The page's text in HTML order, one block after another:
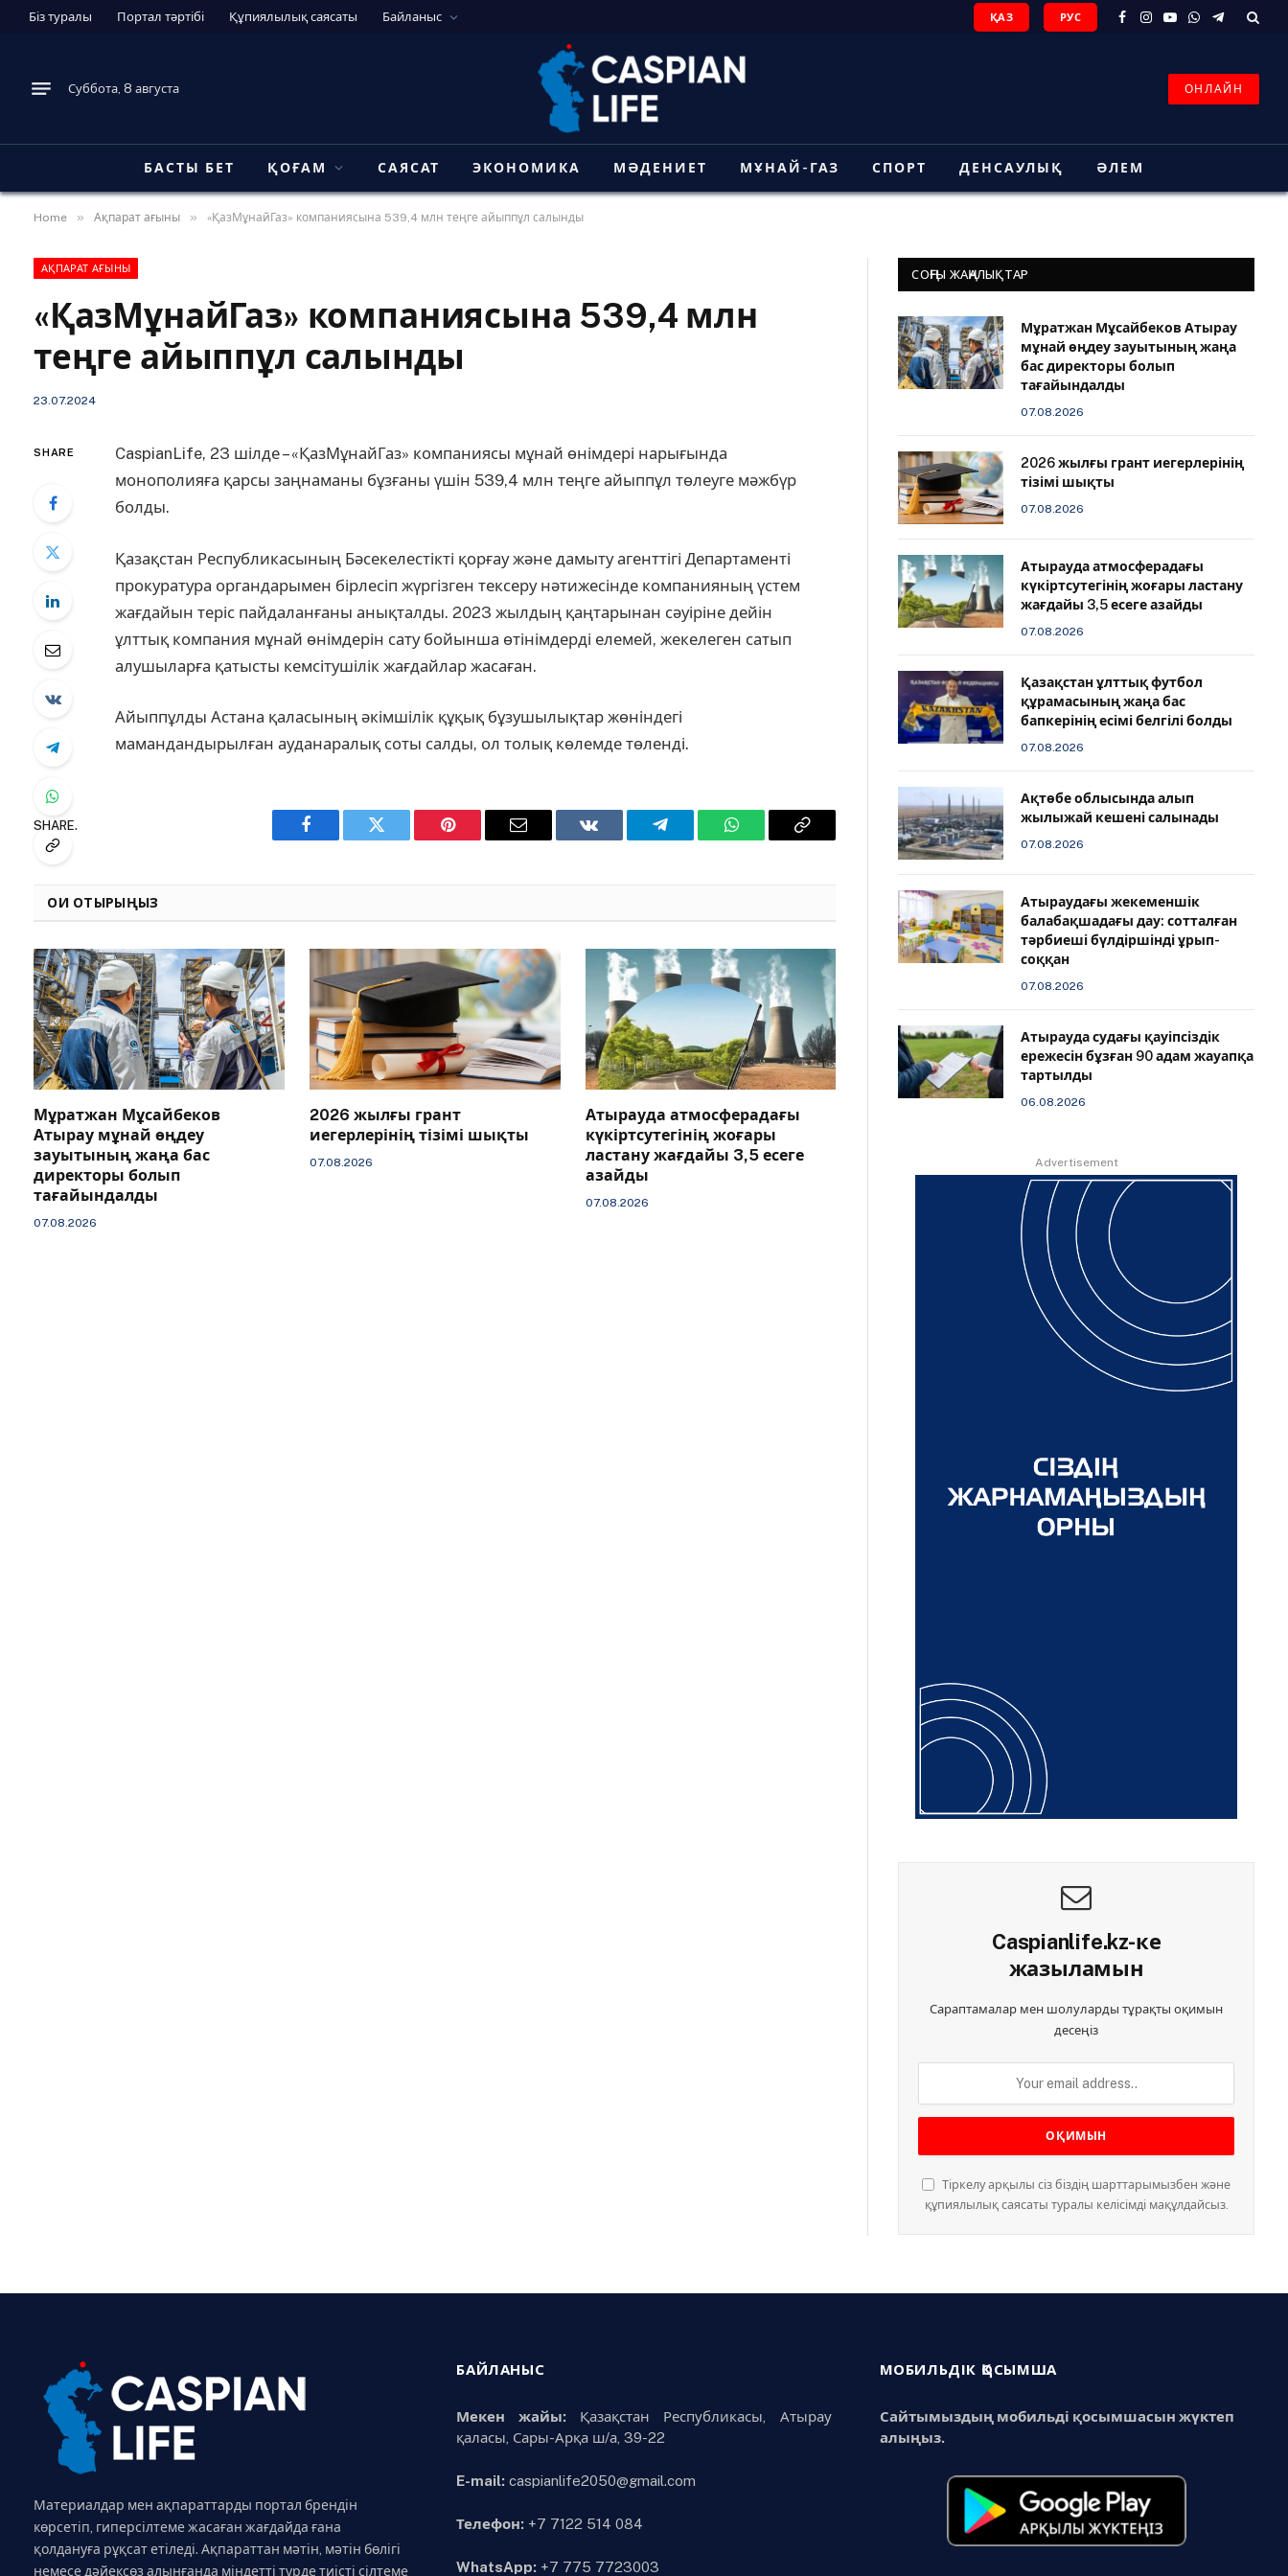
Біз туралы Портал тәртібі Құпиялылық саясаты Байланыс ҚАЗ РУС
Facebook
Instagram
YouTube
WhatsApp
Telegram
Суббота, 8 августа ОНЛАЙН
БАСТЫ БЕТ ҚОҒАМ САЯСАТ ЭКОНОМИКА МӘДЕНИЕТ МҰНАЙ-ГАЗ СПОРТ ДЕНСАУЛЫҚ ӘЛЕМ
Home » Ақпарат ағыны » «ҚазМұнайГаз» компаниясына 539,4 млн теңге айыппұл салынды
АҚПАРАТ АҒЫНЫ
«ҚазМұнайГаз» компаниясына 539,4 млн
теңге айыппұл салынды
23.07.2024
SHARE
CaspianLife, 23 шілде – «ҚазМұнайГаз» компаниясы мұнай өнімдері нарығында
монополияға қарсы заңнаманы бұзғаны үшін 539,4 млн теңге айыппұл төлеуге мәжбүр
болды.
Қазақстан Республикасының Бәсекелестікті қорғау және дамыту агенттігі Департаменті
прокуратура органдарымен бірлесіп жүргізген тексеру нәтижесінде компанияның үстем
жағдайын теріс пайдаланғаны анықталды. 2023 жылдың қаңтарынан сәуіріне дейін
ұлттық компания мұнай өнімдерін сату бойынша өтінімдерді елемей, жекелеген сатып
алушыларға қатысты кемсітушілік жағдайлар жасаған.
Айыппұлды Астана қаласының әкімшілік құқық бұзушылықтар жөніндегі
мамандандырылған ауданаралық соты салды, ол толық көлемде төленді.
SHARE.
Facebook Twitter Pinterest Email VKontakteTelegram WhatsAppCopy
ОҚИ ОТЫРЫҢЫЗ
Мұратжан Мұсайбеков
Атырау мұнай өңдеу
зауытының жаңа бас
директоры болып
тағайындалды
07.08.2026
2026 жылғы грант
иегерлерінің тізімі шықты
07.08.2026
Атырауда атмосферадағы
күкіртсутегінің жоғары
ластану жағдайы 3,5 есеге
азайды
07.08.2026
СОҢҒЫ ЖАҢАЛЫҚТАР
Мұратжан Мұсайбеков Атырау
мұнай өңдеу зауытының жаңа
бас директоры болып
тағайындалды
07.08.2026
2026 жылғы грант иегерлерінің
тізімі шықты
07.08.2026
Атырауда атмосферадағы
күкіртсутегінің жоғары ластану
жағдайы 3,5 есеге азайды
07.08.2026
Қазақстан ұлттық футбол
құрамасының жаңа бас
бапкерінің есімі белгілі болды
07.08.2026
Ақтөбе облысында алып
жылыжай кешені салынады
07.08.2026
Атыраудағы жекеменшік
балабақшадағы дау: сотталған
тәрбиеші бүлдіршінді ұрып-
соққан
07.08.2026
Атырауда судағы қауіпсіздік
ережесін бұзған 90 адам жауапқа
тартылды
06.08.2026
Advertisement
Caspianlife.kz-ке
жазыламын
Сараптамалар мен шолуларды тұрақты оқимын
десеңіз
Тіркелу арқылы сіз біздің шарттарымызбен және
құпиялылық саясаты туралы келісімді мақұлдайсыз.
Материалдар мен ақпараттарды портал брендін
көрсетіп, гиперсілтеме жасаған жағдайда ғана
қолдануға рұқсат етіледі. Ақпараттан мәтін, мәтін бөлігі
немесе дәйексөз алынғанда міндетті түрде тиісті сілтеме
БАЙЛАНЫС
Мекен жайы:Қазақстан Республикасы, Атырау
қаласы, Сары-Арқа ш/а, 39-22
E-mail: caspianlife2050@gmail.com
Телефон: +7 7122 514 084
WhatsApp: +7 775 7723003
МОБИЛЬДІК ҚОСЫМША
Сайтымыздың мобильді қосымшасын жүктеп
алыңыз.